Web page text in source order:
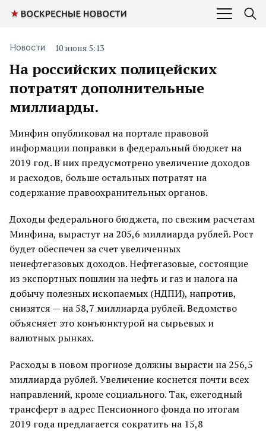
На российских полицейских
потратят дополнительные
миллиарды.
Новости 10 июня 5:13
Минфин опубликовал на портале правовой
информации поправки в федеральный бюджет на
2019 год. В них предусмотрено увеличение доходов
и расходов, больше остальных потратят на
содержание правоохранительных органов.
Доходы федерального бюджета, по свежим расчетам
Минфина, вырастут на 205,6 миллиарда рублей. Рост
будет обеспечен за счет увеличенных
ненефтегазовых доходов. Нефтегазовые, состоящие
из экспортных пошлин на нефть и газ и налога на
добычу полезных ископаемых (НДПИ), напротив,
снизятся — на 58,7 миллиарда рублей. Ведомство
объясняет это конъюнктурой на сырьевых и
валютных рынках.
Расходы в новом прогнозе должны вырасти на 256,5
миллиарда рублей. Увеличение коснется почти всех
направлений, кроме социального. Так, ежегодный
трансферт в адрес Пенсионного фонда по итогам
2019 года предлагается сократить на 15,8